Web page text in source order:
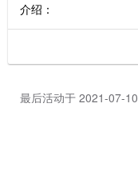
介绍：
最后活动于 2021-07-10